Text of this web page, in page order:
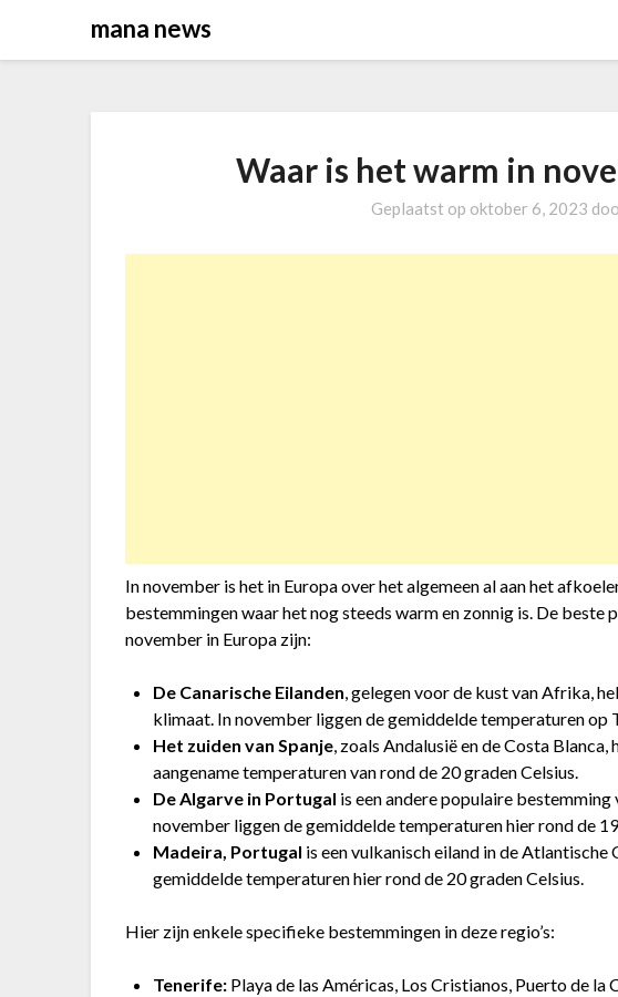
mana news
Waar is het warm in
Geplaatst op oktober 6, 2023
In november is het in Europa over het algemeen al aan het
bestemmingen waar het nog steeds warm en zonnig is. De beste
november in Europa zijn:
De Canarische Eilanden, gelegen voor de kust van Afrika,
klimaat. In november liggen de gemiddelde temperaturen op
Het zuiden van Spanje, zoals Andalusië en de Costa
aangename temperaturen van rond de 20 graden Celsius.
De Algarve in Portugal is een andere populaire
november liggen de gemiddelde temperaturen hier rond de
Madeira, Portugal is een vulkanisch eiland in de Atlantische
gemiddelde temperaturen hier rond de 20 graden Celsius.
Hier zijn enkele specifieke bestemmingen in deze regio’s:
Tenerife: Playa de las Américas, Los Cristianos, Puerto de la